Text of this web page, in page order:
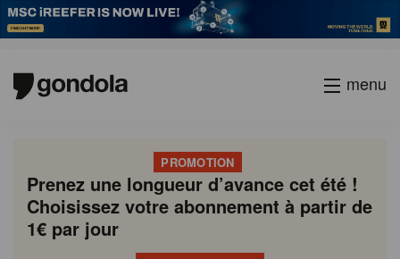
menu
PROMOTION
Prenez une longueur d’avance cet été !
Choisissez votre abonnement à partir de
1€ par jour